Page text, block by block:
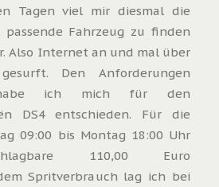
Tagen viel mir diesmal die
passende Fahrzeug zu finden
Also Internet an und mal über
Den Anforderungen
habe ich mich für den
DS4 entschieden. Für die
09:00 bis Montag 18:00 Uhr
110,00 Euro
Spritverbrauch lag ich bei